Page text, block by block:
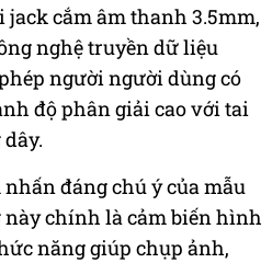
cắm âm thanh 3.5mm,
nghệ truyền dữ liệu
người người dùng có
độ phân giải cao với tai
đáng chú ý của mẫu
chính là cảm biến hình
năng giúp chụp ảnh,